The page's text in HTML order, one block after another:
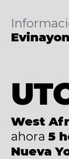
West
ahora 5
Nueva